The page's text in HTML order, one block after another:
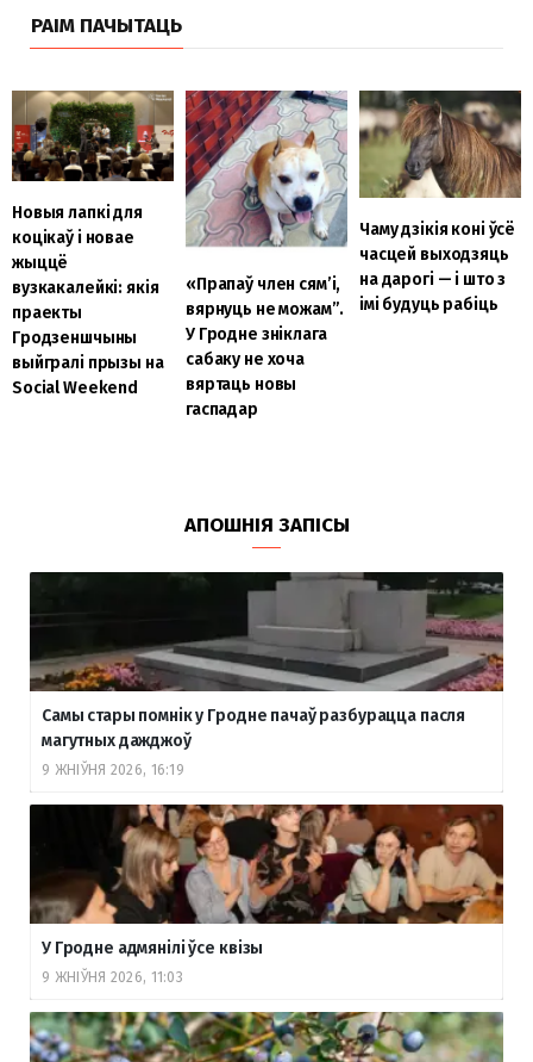
РАІМ ПАЧЫТАЦЬ
Новыя лапкі для
коцікаў і новае
жыццё
вузкакалейкі: якія
праекты
Гродзеншчыны
выйгралі прызы на
Social Weekend
«Прапаў член сям’і,
вярнуць не можам”.
У Гродне зніклага
сабаку не хоча
вяртаць новы
гаспадар
Чаму дзікія коні ўсё
часцей выходзяць
на дарогі — і што з
імі будуць рабіць
АПОШНІЯ ЗАПІСЫ
Самы стары помнік у Гродне пачаў разбурацца пасля
магутных дажджоў
9 ЖНІЎНЯ 2026, 16:19
У Гродне адмянілі ўсе квізы
9 ЖНІЎНЯ 2026, 11:03